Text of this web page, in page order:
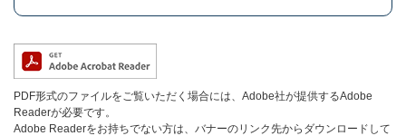
PDF形式のファイルをご覧いただく場合には、Adobe社が提供するAdobe
Readerが必要です。
Adobe Readerをお持ちでない方は、バナーのリンク先からダウンロードして